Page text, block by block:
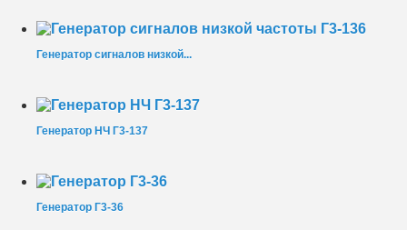
Генератор сигналов низкой...
Генератор НЧ Г3-137
Генератор Г3-36